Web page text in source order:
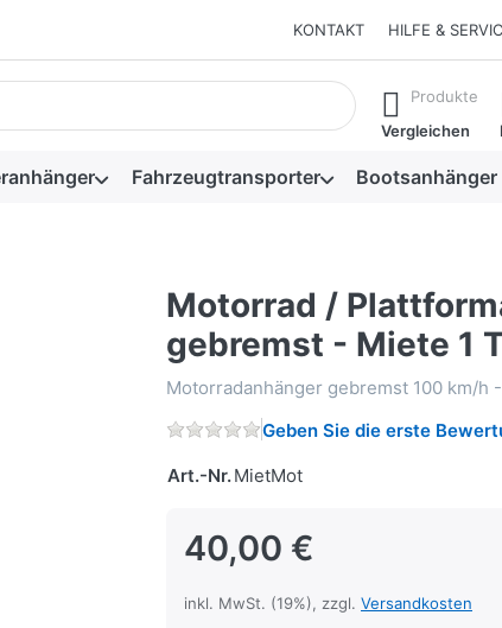
KONTAKT HILFE &
Sie tippen, erscheinen automatisch erste
Produkte
Vergleichen
Fahrzeugtransporter Bootsanhänger
Motorrad /
gebremst - Miete 1
Motorradanhänger gebremst 100 km/h
Geben Sie die erste
Art.-Nr.MietMot
40,00 €
inkl. MwSt. (19%), zzgl. Versandkosten